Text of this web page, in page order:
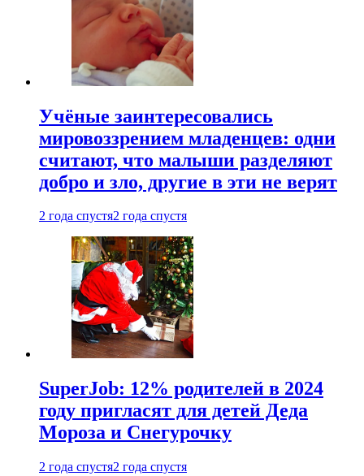
Учёные заинтересовались
мировоззрением младенцев: одни
считают, что малыши разделяют
добро и зло, другие в эти не верят
2 года спустя2 года спустя
SuperJob: 12% родителей в 2024
году пригласят для детей Деда
Мороза и Снегурочку
2 года спустя2 года спустя